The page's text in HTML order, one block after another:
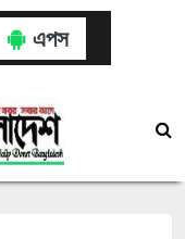
এপস